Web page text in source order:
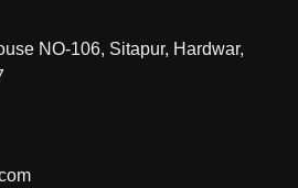
NO-106, Sitapur, Hardwar,